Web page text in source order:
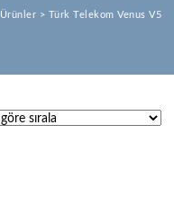
Ürünler > Türk Telekom Venus V5